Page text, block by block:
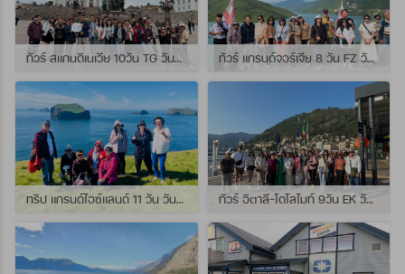
ทัวร์ สแกนดิเนเวีย 10วัน TG วันที่ 24 กรกฏาคม - 02 สิงหาคม 2569 เดินทางกับไกด์พี่ยอร์ช ทัวร์ แกรนด์จอร์เจีย 8 วัน FZ วันที่ 26 กรกฎาคม - 02 สิงหาคม 2569 เดินทางกับไกด์พี่โจ๊ก
ทริป แกรนด์ไอซ์แลนด์ 11 วัน วันที่ 25 กรกฏาคม - 04 สิงหาคม 2569 เดินทางกับไกด์พี่เปิ้ล ทัวร์ อิตาลี-โดโลไมท์ 9วัน EK วันที่ 21 - 29 กรกฏาคม 2569 เดินทางกับไกด์พี่หนุ่ม